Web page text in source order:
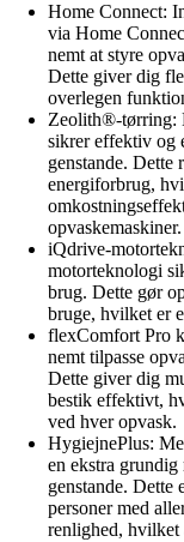
Home Connect:
via Home
nemt at styre
Dette giver dig
overlegen
Zeolith®-tørring:
sikrer effektiv og
genstande. Dette
energiforbrug,
opvaskemaskiner.
iQdrive-
motorteknologi
brug. Dette gør
bruge, hvilket er
flexComfort Pro
nemt tilpasse
Dette giver dig
bestik effektivt,
ved hver opvask.
HygiejnePlus:
en ekstra
genstande. Dette
personer med
renlighed, hvilket